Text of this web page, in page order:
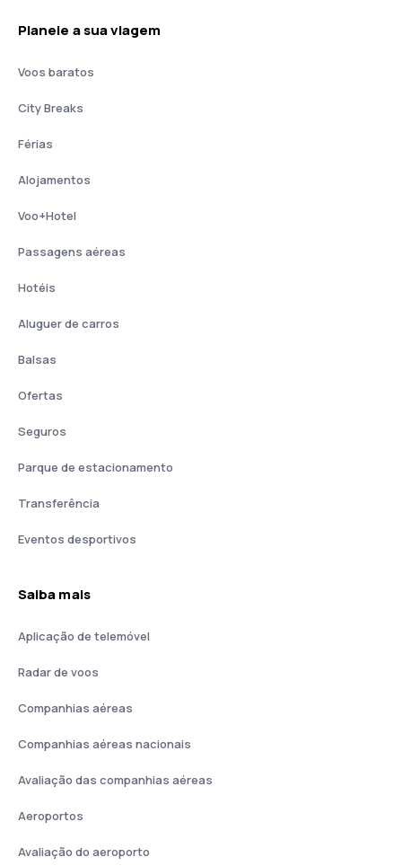
Planeie a sua viagem
Voos baratos
City Breaks
Férias
Alojamentos
Voo+Hotel
Passagens aéreas
Hotéis
Aluguer de carros
Balsas
Ofertas
Seguros
Parque de estacionamento
Transferência
Eventos desportivos
Saiba mais
Aplicação de telemóvel
Radar de voos
Companhias aéreas
Companhias aéreas nacionais
Avaliação das companhias aéreas
Aeroportos
Avaliação do aeroporto